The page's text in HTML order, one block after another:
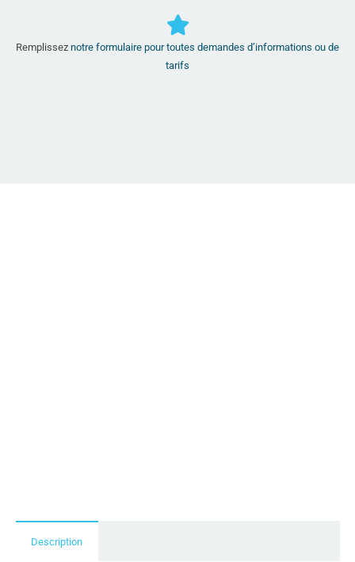
Remplissez notre formulaire pour toutes demandes d’informations ou de
tarifs
Description